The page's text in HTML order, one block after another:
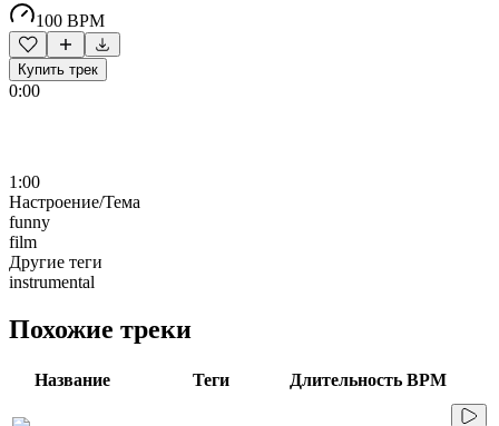
100 BPM
Купить трек
0:00
1:00
Настроение/Тема
funny
film
Другие теги
instrumental
Похожие треки
Название Теги Длительность BPM